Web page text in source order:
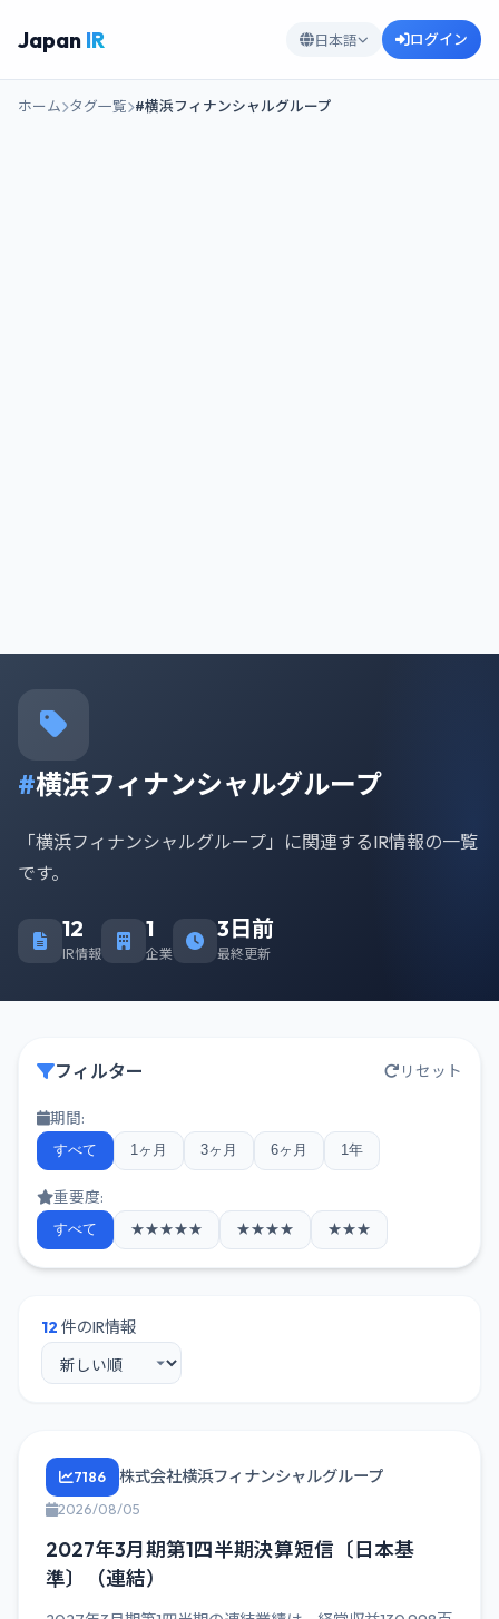
Japan IR 日本語 ログイン
ホーム タグ一覧 #横浜フィナンシャルグループ
#横浜フィナンシャルグループ
「横浜フィナンシャルグループ」に関連するIR情報の一覧
です。
12
IR情報
1
企業
3日前
最終更新
フィルター リセット
期間:
すべて 1ヶ月 3ヶ月 6ヶ月 1年
重要度:
すべて ★★★★★ ★★★★ ★★★
12 件のIR情報
7186 株式会社横浜フィナンシャルグループ
2026/08/05
2027年3月期第1四半期決算短信〔日本基
準〕（連結）